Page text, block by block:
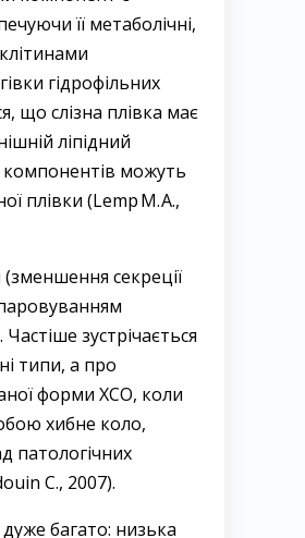
її метаболічні,
гідрофільних
що слізна плівка має
ліпідний
компонентів можуть
плівки (Lemp M. A.,
секреції
зустрічається
типи, а про
форми ХСО, коли
хибне коло,
патологічних
C., 2007).
багато: низька